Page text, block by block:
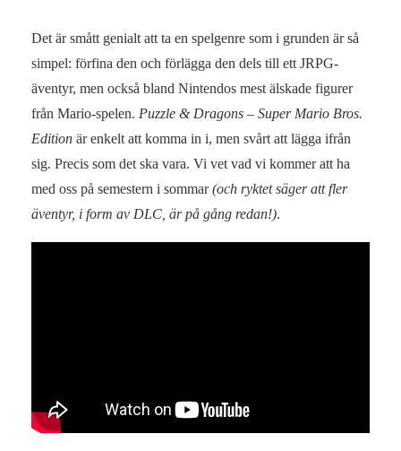
Det är smått genialt att ta en spelgenre som i grunden är så
simpel: förfina den och förlägga den dels till ett JRPG-
äventyr, men också bland Nintendos mest älskade figurer
från Mario-spelen. Puzzle & Dragons – Super Mario Bros.
Edition är enkelt att komma in i, men svårt att lägga ifrån
sig. Precis som det ska vara. Vi vet vad vi kommer att ha
med oss på semestern i sommar(och ryktet säger att fler
äventyr, i form av DLC, är på gång redan!).